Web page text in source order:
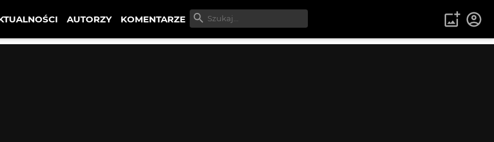
AUTORZY KOMENTARZE